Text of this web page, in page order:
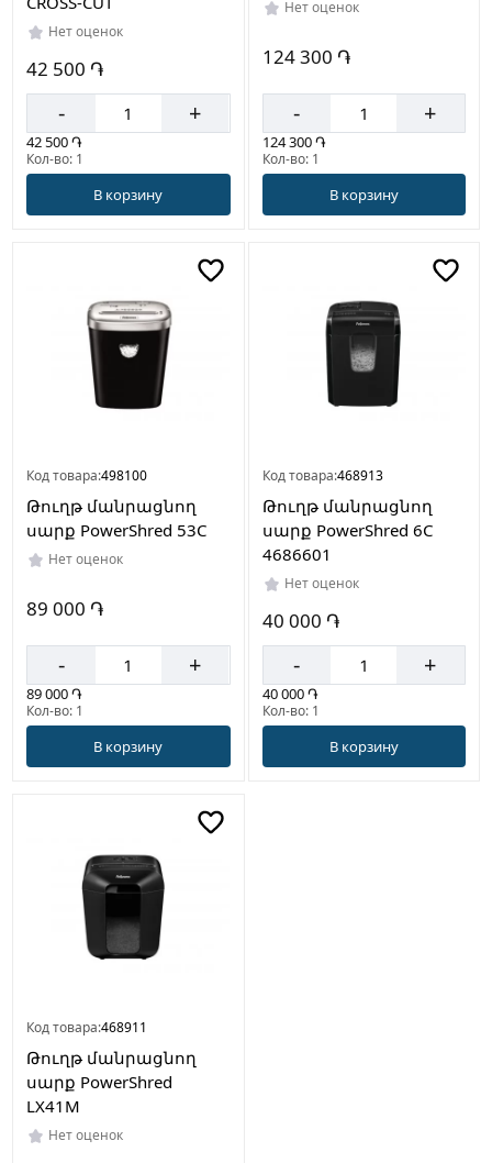
Нет оценок
42 500 ֏
- +
42 500 ֏
Кол-во: 1
В корзину
Нет оценок
124 300 ֏
- +
124 300 ֏
Кол-во: 1
В корзину
Код товара:498100
Թուղթ մանրացնող
սարք PowerShred 53C
Нет оценок
89 000 ֏
- +
89 000 ֏
Кол-во: 1
В корзину
Код товара:468913
Թուղթ մանրացնող
սարք PowerShred 6C
4686601
Нет оценок
40 000 ֏
- +
40 000 ֏
Кол-во: 1
В корзину
Код товара:468911
Թուղթ մանրացնող
սարք PowerShred
LX41M
Нет оценок